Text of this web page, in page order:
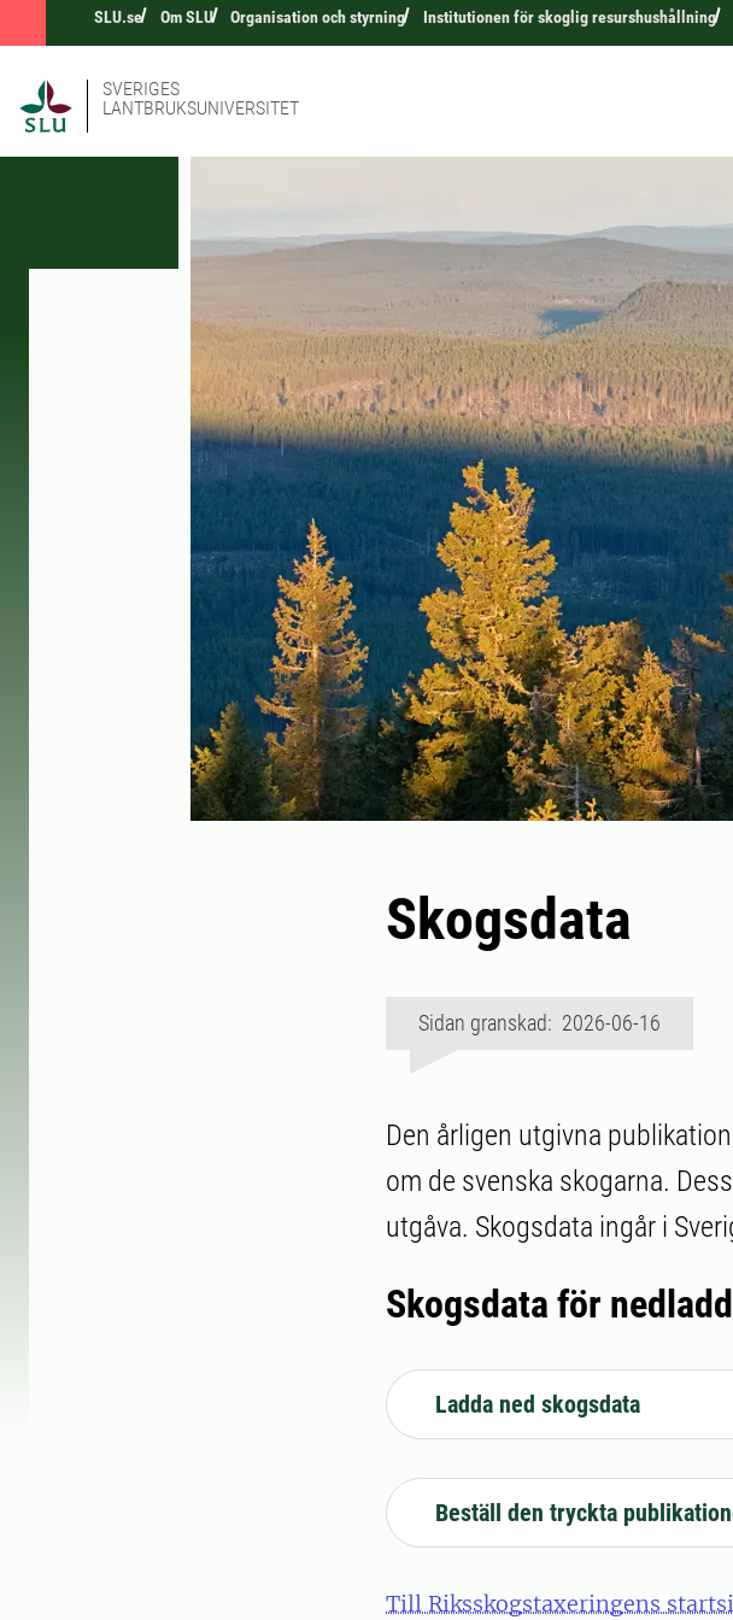
SLU.se Om SLU Organisation och styrning Institutionen för skoglig resurshushållning
SVERIGES
LANTBRUKSUNIVERSITET
Skogsdata
Sidan granskad: 2026-06-16
Den årligen utgivna
om de svenska skogarna.
utgåva. Skogsdata ingår i
Skogsdata för
Ladda ned skogsdata
Beställ den tryckta
Till Riksskogstaxeringens